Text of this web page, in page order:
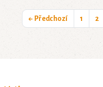
← Předchozí 1 2